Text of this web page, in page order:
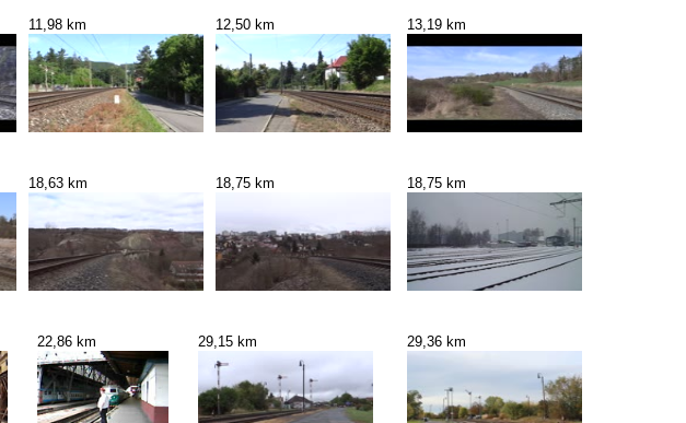
11,98 km 12,50 km 13,19 km
18,63 km 18,75 km 18,75 km
22,86 km 29,15 km 29,36 km